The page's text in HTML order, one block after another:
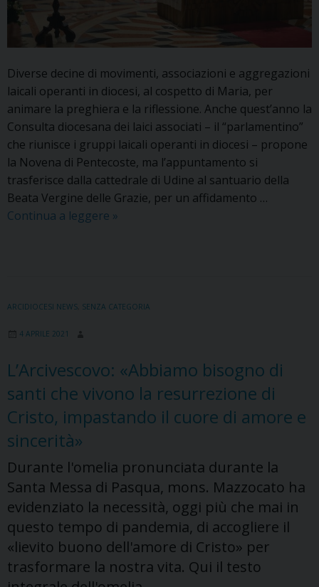
Diverse decine di movimenti, associazioni e aggregazioni
laicali operanti in diocesi, al cospetto di Maria, per
animare la preghiera e la riflessione. Anche quest’anno la
Consulta diocesana dei laici associati – il “parlamentino”
che riunisce i gruppi laicali operanti in diocesi – propone
la Novena di Pentecoste, ma l’appuntamento si
trasferisce dalla cattedrale di Udine al santuario della
Beata Vergine delle Grazie, per un affidamento …
Continua a leggere Novena
di
»
ARCIDIOCESI NEWS SENZA CATEGORIA
4 APRILE 2021
L’Arcivescovo: «Abbiamo bisogno di
santi che vivono la resurrezione di
Cristo, impastando il cuore di amore e
sincerità»
Durante l'omelia pronunciata durante la
Santa Messa di Pasqua, mons. Mazzocato ha
evidenziato la necessità, oggi più che mai in
questo tempo di pandemia, di accogliere il
«lievito buono dell'amore di Cristo» per
trasformare la nostra vita. Qui il testo